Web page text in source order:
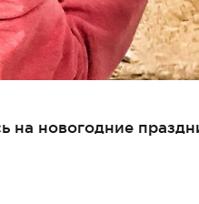
на новогодние